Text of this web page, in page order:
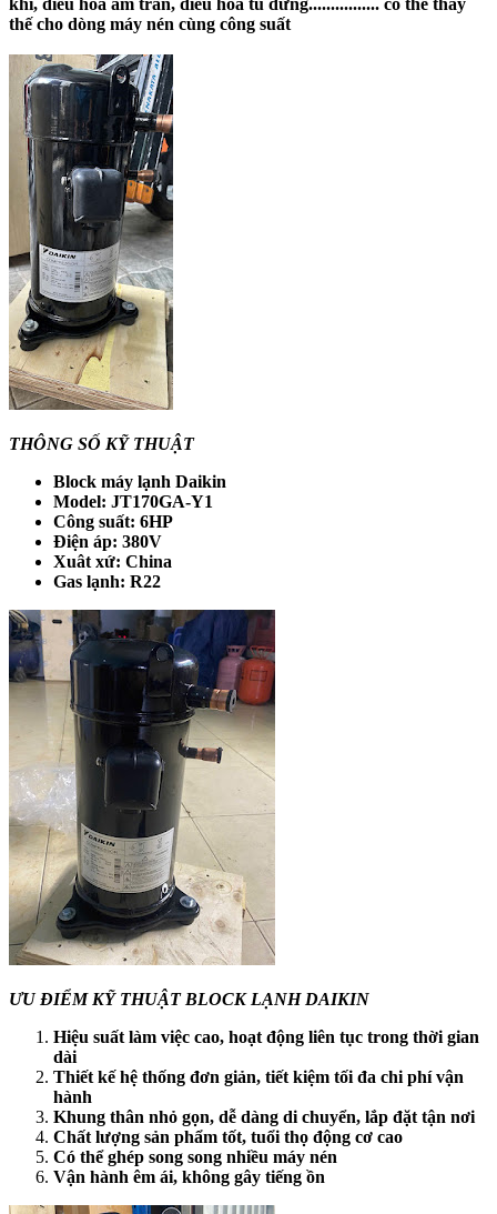
khí, điều hòa âm trần, điều hòa tủ đứng................ có thể thay
thế cho dòng máy nén cùng công suất
THÔNG SỐ KỸ THUẬT
Block máy lạnh Daikin
Model: JT170GA-Y1
Công suất: 6HP
Điện áp: 380V
Xuât xứ: China
Gas lạnh: R22
ƯU ĐIỂM KỸ THUẬT BLOCK LẠNH DAIKIN
Hiệu suất làm việc cao, hoạt động liên tục trong thời gian
dài
Thiết kế hệ thống đơn giản, tiết kiệm tối đa chi phí vận
hành
Khung thân nhỏ gọn, dễ dàng di chuyển, lắp đặt tận nơi
Chất lượng sản phẩm tốt, tuổi thọ động cơ cao
Có thể ghép song song nhiều máy nén
Vận hành êm ái, không gây tiếng ồn